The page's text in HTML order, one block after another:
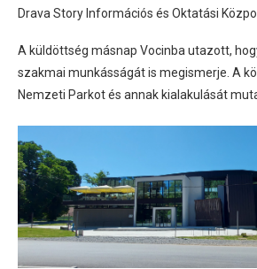
Drava Story Információs és Oktatási
A küldöttség másnap Vocinba utazott,
szakmai munkásságát is megismerje. A
Nemzeti Parkot és annak kialakulását